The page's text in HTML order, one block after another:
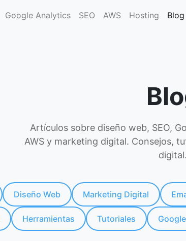
Google Analytics SEO AWS Hosting Blog
Artículos sobre diseño web, SEO,
AWS y marketing digital. Consejos,
digital.
Diseño Web Marketing Digital
Herramientas Tutoriales